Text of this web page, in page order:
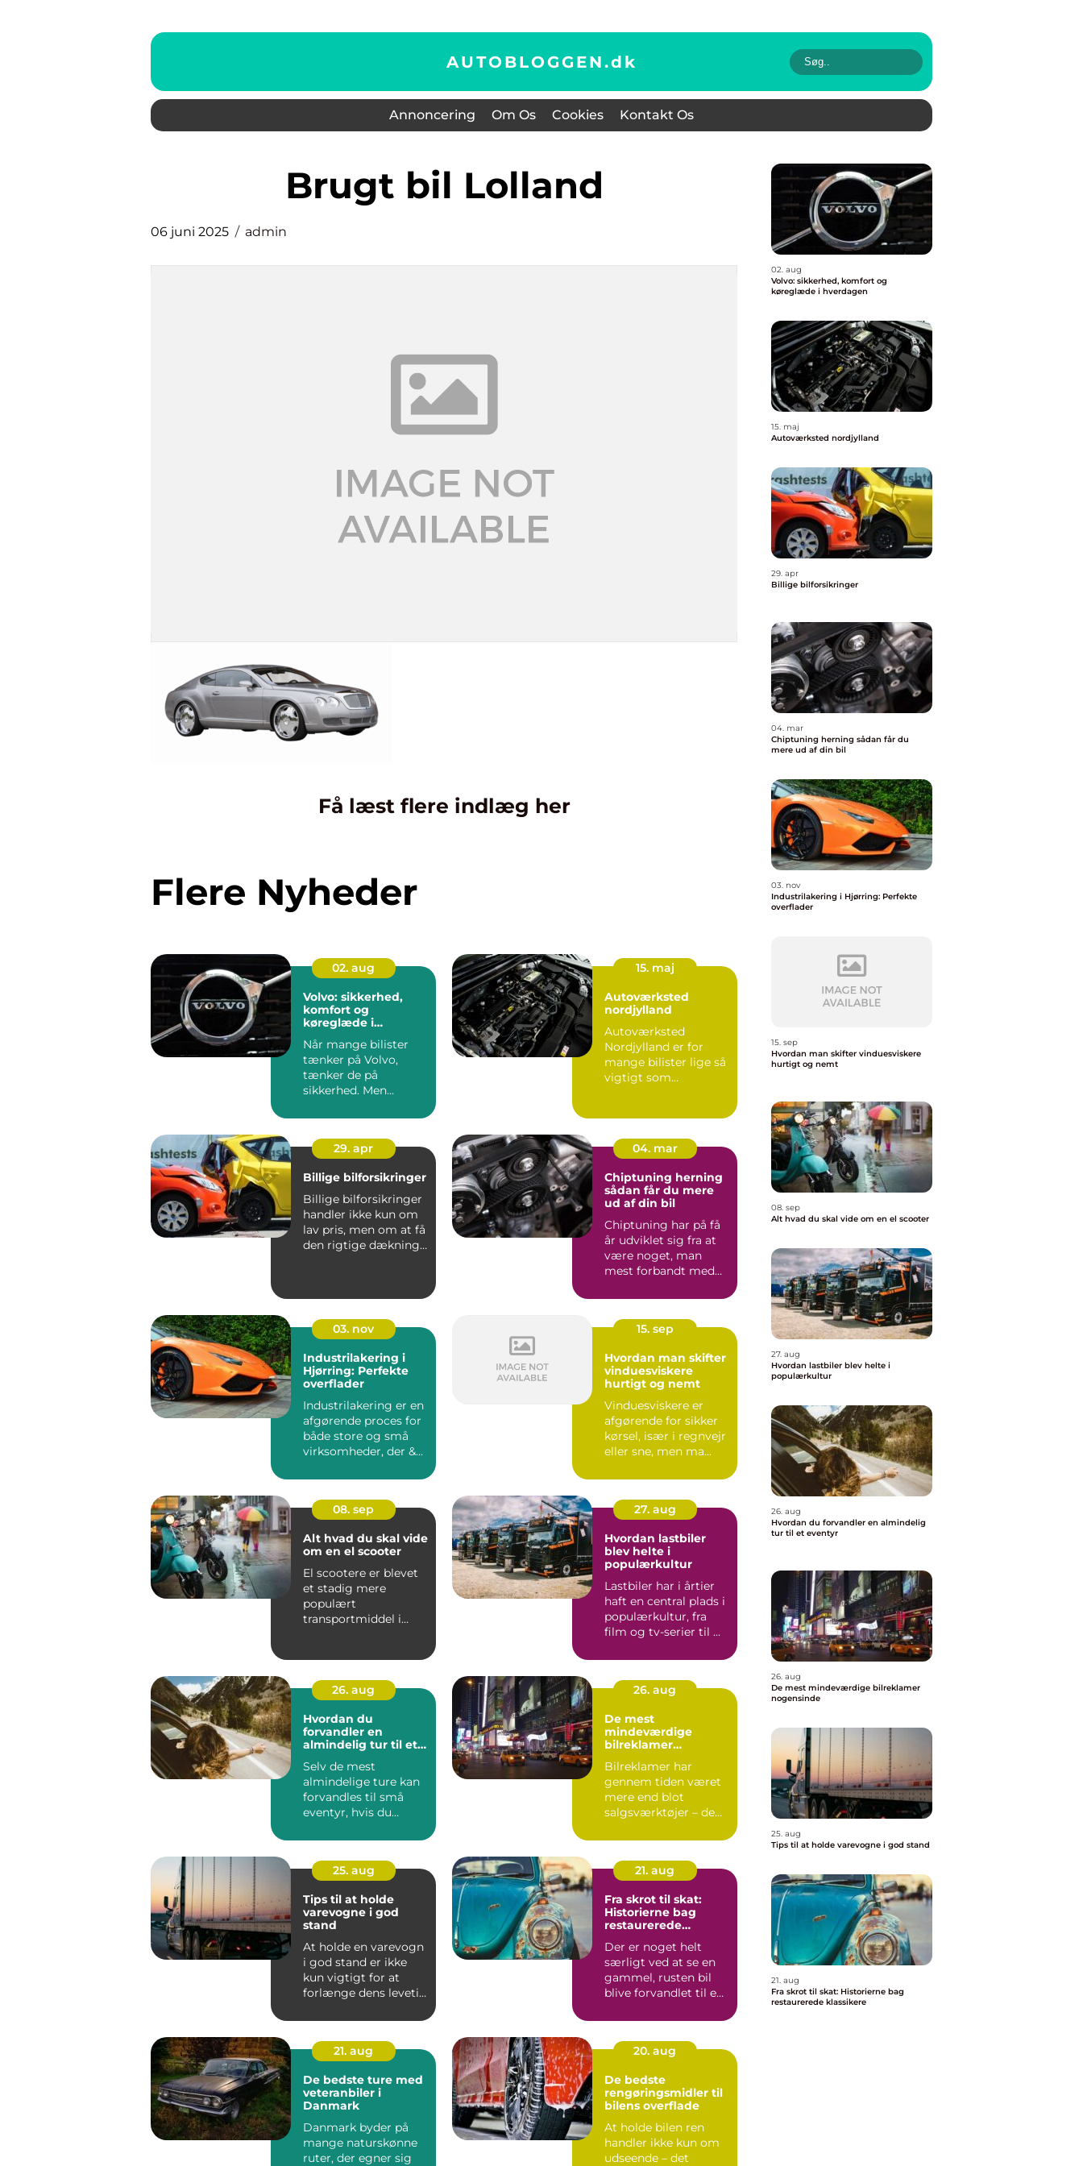
AUTOBLOGGEN.dk
Annoncering Om Os Cookies Kontakt Os
Brugt bil Lolland
06 juni 2025 admin
Få læst flere indlæg her
Flere Nyheder
02. aug
Volvo: sikkerhed,
komfort og
køreglæde i
Når mange bilister
tænker på Volvo,
tænker de på
sikkerhed. Men
15. maj
Autoværksted
nordjylland
Autoværksted
Nordjylland er for
mange bilister lige så
vigtigt som
29. apr
Billige bilforsikringer
Billige bilforsikringer
handler ikke kun om
lav pris, men om at få
den rigtige dækning
04. mar
Chiptuning herning
sådan får du mere
ud af din bil
Chiptuning har på få
år udviklet sig fra at
være noget, man
mest forbandt med
03. nov
Industrilakering i
Hjørring: Perfekte
overflader
Industrilakering er en
afgørende proces for
både store og små
virksomheder, der &...
15. sep
Hvordan man skifter
vinduesviskere
hurtigt og nemt
Vinduesviskere er
afgørende for sikker
kørsel, især i regnvejr
eller sne, men ma...
08. sep
Alt hvad du skal vide
om en el scooter
El scootere er blevet
et stadig mere
populært
transportmiddel i
27. aug
Hvordan lastbiler
blev helte i
populærkultur
Lastbiler har i årtier
haft en central plads i
populærkultur, fra
film og tv-serier til ...
26. aug
Hvordan du
forvandler en
almindelig tur til et
Selv de mest
almindelige ture kan
forvandles til små
eventyr, hvis du
med...
26. aug
De mest
mindeværdige
bilreklamer
Bilreklamer har
gennem tiden været
mere end blot
salgsværktøjer – de
25. aug
Tips til at holde
varevogne i god
stand
At holde en varevogn
i god stand er ikke
kun vigtigt for at
forlænge dens levetid
21. aug
Fra skrot til skat:
Historierne bag
restaurerede
Der er noget helt
særligt ved at se en
gammel, rusten bil
blive forvandlet til en
21. aug
De bedste ture med
veteranbiler i
Danmark
Danmark byder på
mange naturskønne
ruter, der egner sig
20. aug
De bedste
rengøringsmidler til
bilens overflade
At holde bilen ren
handler ikke kun om
udseende – det
02. aug
Volvo: sikkerhed, komfort og
køreglæde i hverdagen
15. maj
Autoværksted nordjylland
29. apr
Billige bilforsikringer
04. mar
Chiptuning herning sådan får du
mere ud af din bil
03. nov
Industrilakering i Hjørring: Perfekte
overflader
15. sep
Hvordan man skifter vinduesviskere
hurtigt og nemt
08. sep
Alt hvad du skal vide om en el scooter
27. aug
Hvordan lastbiler blev helte i
populærkultur
26. aug
Hvordan du forvandler en almindelig
tur til et eventyr
26. aug
De mest mindeværdige bilreklamer
nogensinde
25. aug
Tips til at holde varevogne i god stand
21. aug
Fra skrot til skat: Historierne bag
restaurerede klassikere